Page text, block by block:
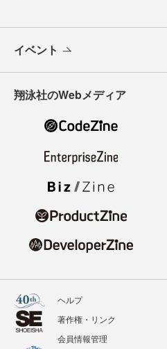
イベント
翔泳社のWebメディア
ヘルプ
著作権・リンク
会員情報管理